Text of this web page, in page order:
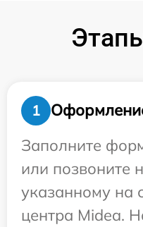
1
Заполните
или позвоните
указанному на
центра Midea.